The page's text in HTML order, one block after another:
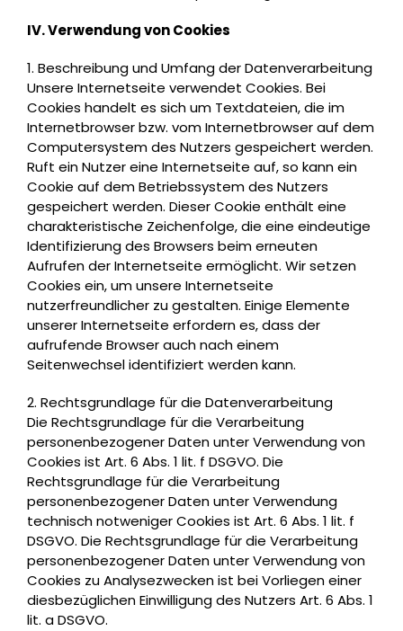
IV. Verwendung von Cookies
1. Beschreibung und Umfang der Datenverarbeitung
Unsere Internetseite verwendet Cookies. Bei
Cookies handelt es sich um Textdateien, die im
Internetbrowser bzw. vom Internetbrowser auf dem
Computersystem des Nutzers gespeichert werden.
Ruft ein Nutzer eine Internetseite auf, so kann ein
Cookie auf dem Betriebssystem des Nutzers
gespeichert werden. Dieser Cookie enthält eine
charakteristische Zeichenfolge, die eine eindeutige
Identifizierung des Browsers beim erneuten
Aufrufen der Internetseite ermöglicht. Wir setzen
Cookies ein, um unsere Internetseite
nutzerfreundlicher zu gestalten. Einige Elemente
unserer Internetseite erfordern es, dass der
aufrufende Browser auch nach einem
Seitenwechsel identifiziert werden kann.
2. Rechtsgrundlage für die Datenverarbeitung
Die Rechtsgrundlage für die Verarbeitung
personenbezogener Daten unter Verwendung von
Cookies ist Art. 6 Abs. 1 lit. f DSGVO. Die
Rechtsgrundlage für die Verarbeitung
personenbezogener Daten unter Verwendung
technisch notweniger Cookies ist Art. 6 Abs. 1 lit. f
DSGVO. Die Rechtsgrundlage für die Verarbeitung
personenbezogener Daten unter Verwendung von
Cookies zu Analysezwecken ist bei Vorliegen einer
diesbezüglichen Einwilligung des Nutzers Art. 6 Abs. 1
lit. a DSGVO.